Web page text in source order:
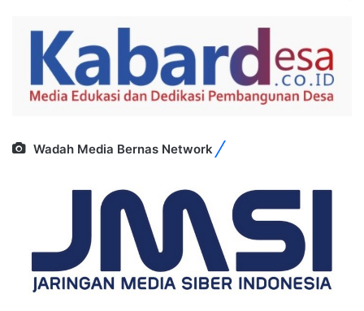
Wadah Media Bernas Network